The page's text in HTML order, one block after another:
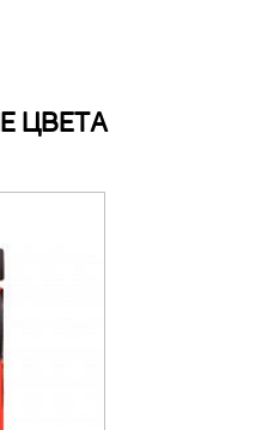
ЦВЕТА